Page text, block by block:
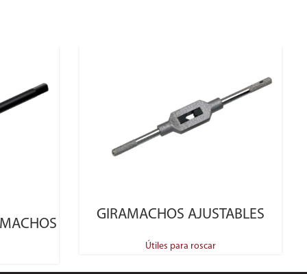
GIRAMACHOS AJUSTABLES
Útiles para roscar